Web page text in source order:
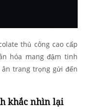
thủ công cao cấp
hóa mang đậm tinh
trang trọng gửi đến
khắc nhìn lại